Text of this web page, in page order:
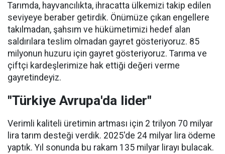
Tarımda, hayvancılıkta, ihracatta ülkemizi takip edilen
seviyeye beraber getirdik. Önümüze çıkan engellere
takılmadan, şahsım ve hükümetimizi hedef alan
saldırılara teslim olmadan gayret gösteriyoruz. 85
milyonun huzuru için gayret gösteriyoruz. Tarıma ve
çiftçi kardeşlerimize hak ettiği değeri verme
gayretindeyiz.
"Türkiye Avrupa'da lider"
Verimli kaliteli üretimin artması için 2 trilyon 70 milyar
lira tarım desteği verdik. 2025'de 24 milyar lira ödeme
yaptık. Yıl sonunda bu rakam 135 milyar lirayı bulacak.